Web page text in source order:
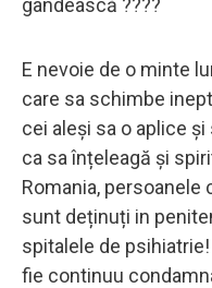
E nevoie de o minte
care sa schimbe
cei aleși sa o aplice
ca sa înțeleagă și
Romania,
sunt deținuți in
spitalele de
fie continuu